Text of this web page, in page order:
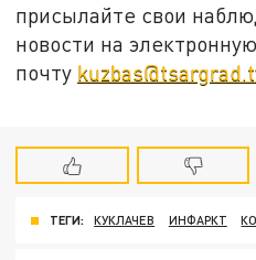
присылайте свои
новости на электронную
почту
ТЕГИ: КУКЛАЧЕВ ИНФАРКТ